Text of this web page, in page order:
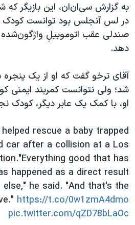
دادگاه حمید نوری
چهل سال گروگان‌گیری
قانون شفافیت دارائی کادر رهبری ایران
اسرائیل در جنگ
نرگس محمدی برنده جایزه نوبل صلح
صفحه‌های ویژه
به گزارش سی‌ان‌ان، این بازیگر
در لس آنجلس بود توانست کودک
صندلی عقب اتوموبیلِ واژگون‌شده
دهد.
آقای ترخو گفت که او از یک
شد؛ ولی نتوانست کمربند ایمنی
او، با کمک یک عابر دیگر، کودک
rescue a baby trapped
car after a collision at a Los
good that has
happened as a direct result
he said. "And that's the
https://t.co/0w1zmA4dmo
pic.twitter.com/qZD78bLaOc